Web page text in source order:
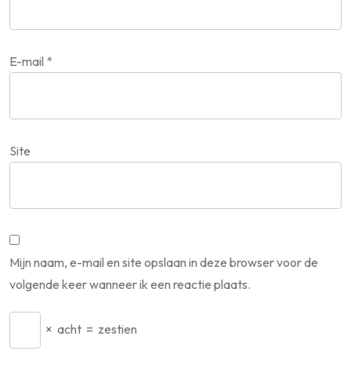
E-mail *
Site
Mijn naam, e-mail en site opslaan in deze browser voor de
volgende keer wanneer ik een reactie plaats.
× acht = zestien